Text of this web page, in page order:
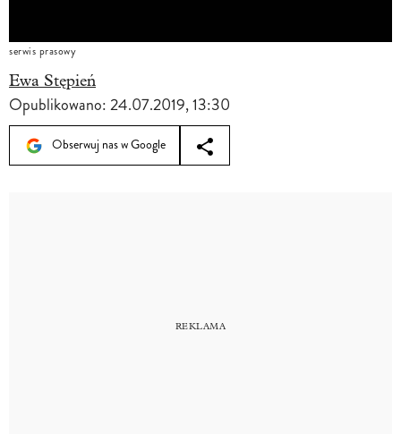
serwis prasowy
Ewa Stępień
Opublikowano:24.07.2019, 13:30
Obserwuj nas w Google